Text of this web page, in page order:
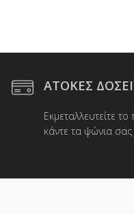
ΑΤΟΚΕΣ
Εκμεταλλευτείτε
κάντε τα ψώνια